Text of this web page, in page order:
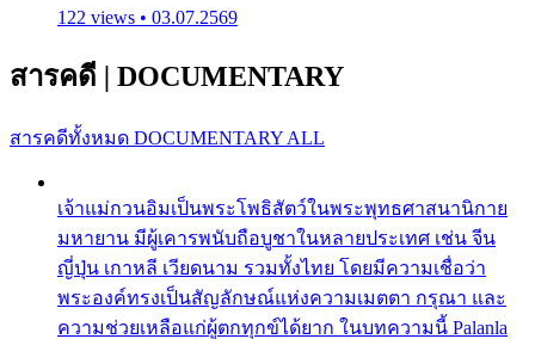
122 views • 03.07.2569
สารคดี | DOCUMENTARY
สารคดีทั้งหมด DOCUMENTARY ALL
เจ้าแม่กวนอิมเป็นพระโพธิสัตว์ในพระพุทธศาสนานิกาย
มหายาน มีผู้เคารพนับถือบูชาในหลายประเทศ เช่น จีน
ญี่ปุ่น เกาหลี เวียดนาม รวมทั้งไทย โดยมีความเชื่อว่า
พระองค์ทรงเป็นสัญลักษณ์แห่งความเมตตา กรุณา และ
ความช่วยเหลือแก่ผู้ตกทุกข์ได้ยาก ในบทความนี้ Palanla